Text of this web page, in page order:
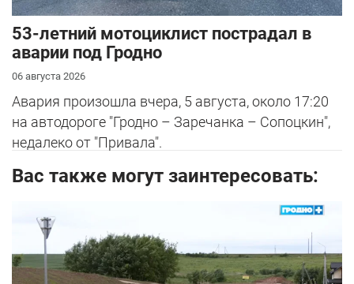
53-летний мотоциклист пострадал в
аварии под Гродно
06 августа 2026
Авария произошла вчера, 5 августа, около 17:20
на автодороге "Гродно – Заречанка – Сопоцкин",
недалеко от "Привала".
Вас также могут заинтересовать: